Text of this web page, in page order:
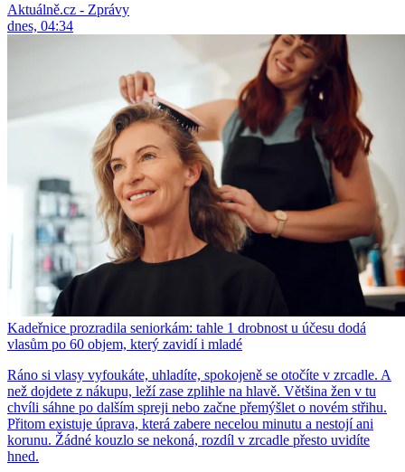
Aktuálně.cz - Zprávy
dnes, 04:34
Kadeřnice prozradila seniorkám: tahle 1 drobnost u účesu dodá
vlasům po 60 objem, který zavidí i mladé
Ráno si vlasy vyfoukáte, uhladíte, spokojeně se otočíte v zrcadle. A
než dojdete z nákupu, leží zase zplihle na hlavě. Většina žen v tu
chvíli sáhne po dalším spreji nebo začne přemýšlet o novém střihu.
Přitom existuje úprava, která zabere necelou minutu a nestojí ani
korunu. Žádné kouzlo se nekoná, rozdíl v zrcadle přesto uvidíte
hned.